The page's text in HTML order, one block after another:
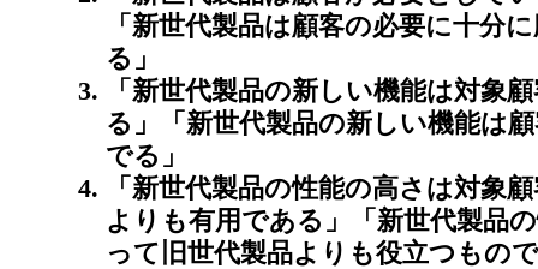
「新世代製品は顧客の必要に十分
る」
「新世代製品の新しい機能は対象
る」「新世代製品の新しい機能は
でる」
「新世代製品の性能の高さは対象
よりも有用である」「新世代製品
って旧世代製品よりも役立つもの